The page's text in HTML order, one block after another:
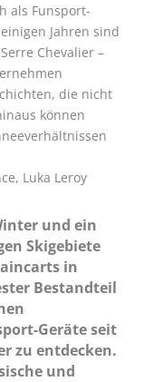
als Funsport-
Jahren sind
Chevalier –
die nicht
können
Luka Leroy
und ein
Skigebiete
in
Bestandteil
Geräte seit
zu entdecken.
und